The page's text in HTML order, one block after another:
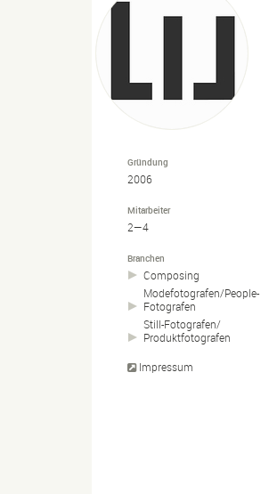
Gründung
2006
Mitarbeiter
2—4
Branchen
Composing
Modefotografen/People-
Fotografen
Still-Fotografen/
Produktfotografen
Impressum